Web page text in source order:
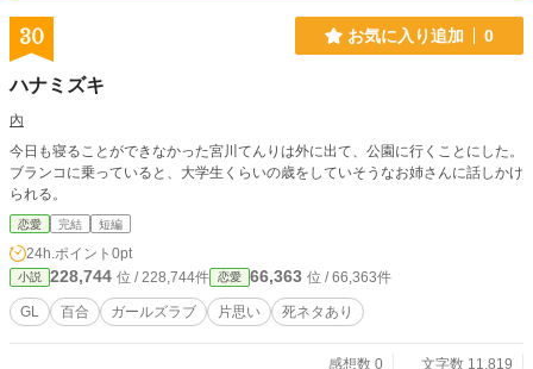
30 お気に入り追加 0
ハナミズキ
內
今日も寝ることができなかった宮川てんりは外に出て、公園に行くことにした。
ブランコに乗っていると、大学生くらいの歳をしていそうなお姉さんに話しかけ
られる。
恋愛 完結 短編
24h.ポイント 0pt
小説 228,744 位 / 228,744件 恋愛 66,363 位 / 66,363件
GL 百合 ガールズラブ 片思い 死ネタあり
感想数 0
文字数 11,819